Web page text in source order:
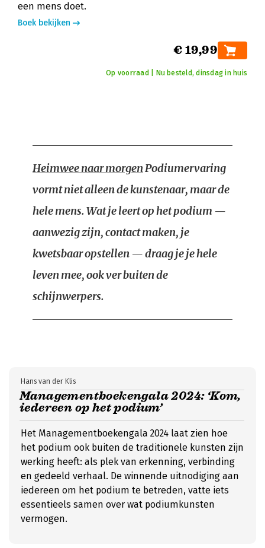
een mens doet.
Boek bekijken
€ 19,99
Op voorraad | Nu besteld, dinsdag in huis
Heimwee naar morgenPodiumervaring
vormt niet alleen de kunstenaar, maar de
hele mens. Wat je leert op het podium —
aanwezig zijn, contact maken, je
kwetsbaar opstellen — draag je je hele
leven mee, ook ver buiten de
schijnwerpers.
Managementboekengala 2024: ‘Kom,
iedereen op het podium’
Hans van der Klis
Het Managementboekengala 2024 laat zien hoe
het podium ook buiten de traditionele kunsten zijn
werking heeft: als plek van erkenning, verbinding
en gedeeld verhaal. De winnende uitnodiging aan
iedereen om het podium te betreden, vatte iets
essentieels samen over wat podiumkunsten
vermogen.